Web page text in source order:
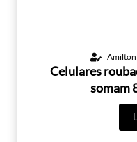
Amilton
Celulares
somam